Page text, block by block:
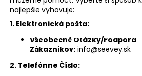
najlepšie vyhovuje:
1. Elektronická pošta:
Všeobecné Otázky/Podpora
Zákazníkov: info@seevey.sk
2. Telefónne Číslo:
á
j
?